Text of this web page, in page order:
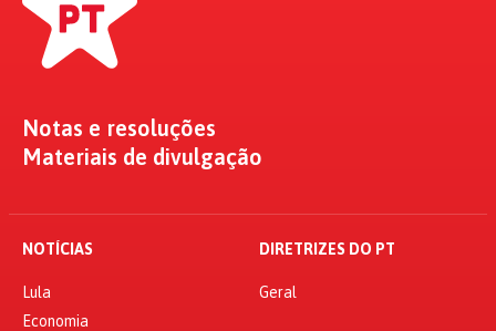
Notas e resoluções
Materiais de divulgação
NOTÍCIAS
Lula
Economia
DIRETRIZES DO PT
Geral